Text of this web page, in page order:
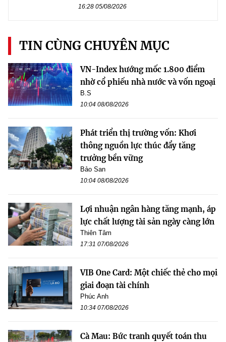
16:28 05/08/2026
TIN CÙNG CHUYÊN MỤC
VN-Index hướng mốc 1.800 điểm
nhờ cổ phiếu nhà nước và vốn ngoại
B.S
10:04 08/08/2026
Phát triển thị trường vốn: Khơi
thông nguồn lực thúc đẩy tăng
trưởng bền vững
Bảo San
10:04 08/08/2026
Lợi nhuận ngân hàng tăng mạnh, áp
lực chất lượng tài sản ngày càng lớn
Thiên Tâm
17:31 07/08/2026
VIB One Card: Một chiếc thẻ cho mọi
giai đoạn tài chính
Phúc Anh
10:34 07/08/2026
Cà Mau: Bức tranh quyết toán thu